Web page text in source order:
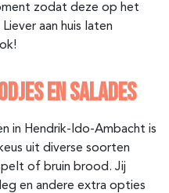
zodat deze op het
aan huis laten
EN SALADES
in Hendrik-Ido-Ambacht is
uit diverse soorten
of bruin brood. Jij
en andere extra opties